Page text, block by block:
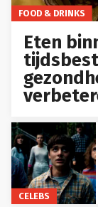
FOOD & DRINKS
Eten
CELEBS